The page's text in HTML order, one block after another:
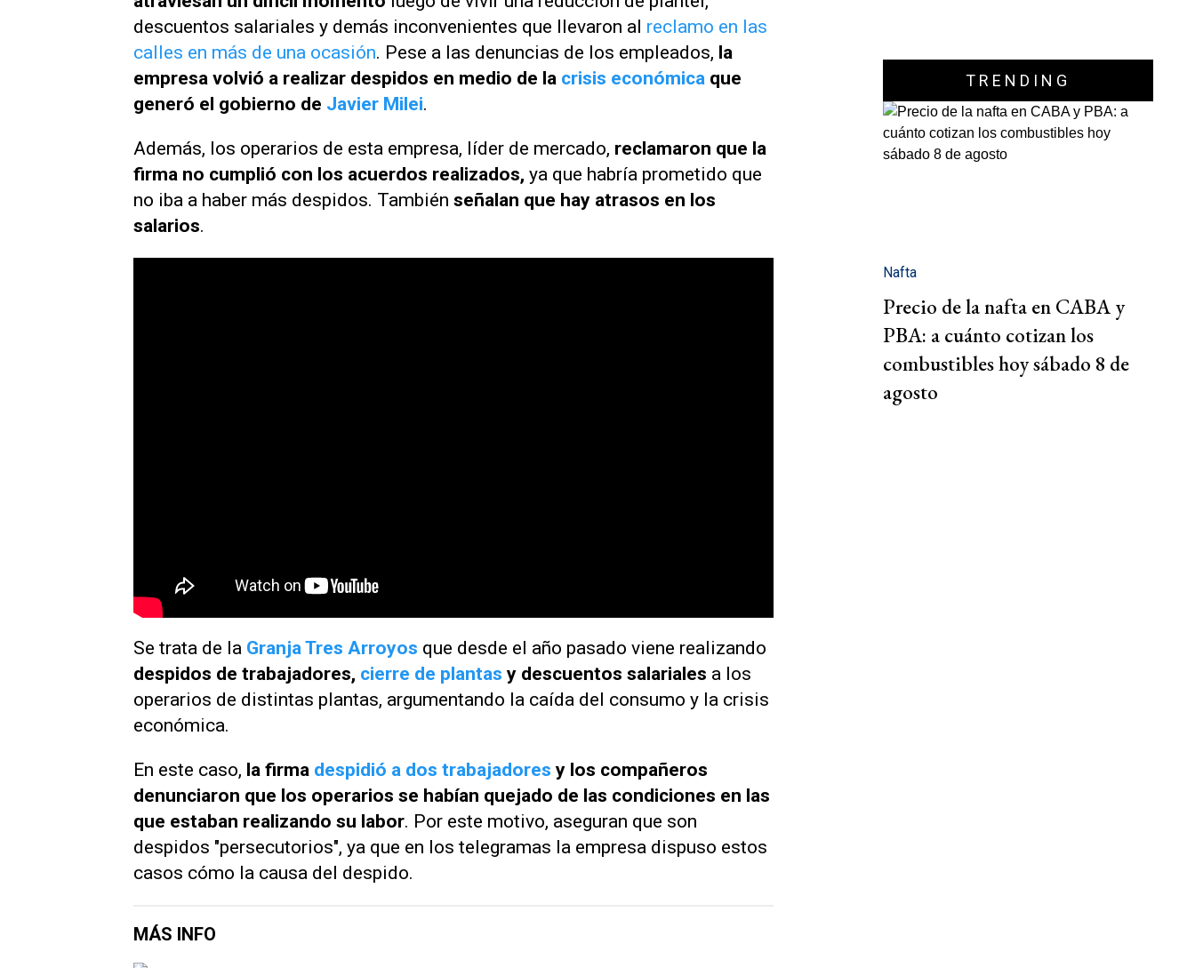
descuentos salariales y demás inconvenientes que llevaron al reclamo en las
calles en más de una ocasión. Pese a las denuncias de los empleados, la
empresa volvió a realizar despidos en medio de la crisis económica que
generó el gobierno de Javier Milei.
Además, los operarios de esta empresa, líder de mercado, reclamaron que la
firma no cumplió con los acuerdos realizados, ya que habría prometido que
no iba a haber más despidos. También señalan que hay atrasos en los
salarios.
Se trata de la Granja Tres Arroyos que desde el año pasado viene realizando
despidos de trabajadores, cierre de plantas y descuentos salariales a los
operarios de distintas plantas, argumentando la caída del consumo y la crisis
económica.
En este caso, la firma despidió a dos trabajadores y los compañeros
denunciaron que los operarios se habían quejado de las condiciones en las
que estaban realizando su labor. Por este motivo, aseguran que son
despidos "persecutorios", ya que en los telegramas la empresa dispuso estos
casos cómo la causa del despido.
MÁS INFO
TRENDING
Nafta
Precio de la nafta en CABA y
PBA: a cuánto cotizan los
combustibles hoy sábado 8 de
agosto